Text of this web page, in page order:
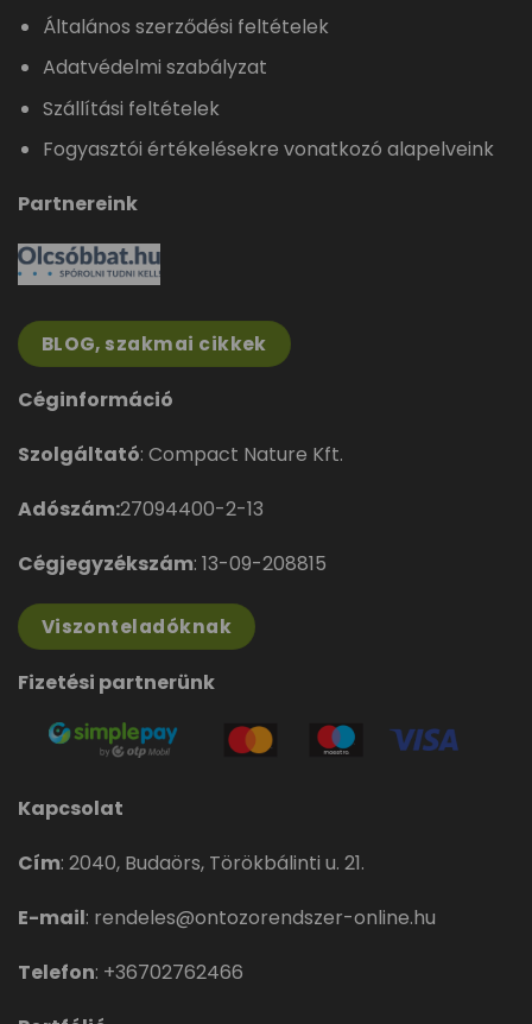
Általános szerződési feltételek
Adatvédelmi szabályzat
Szállítási feltételek
Fogyasztói értékelésekre vonatkozó alapelveink
Partnereink
BLOG, szakmai cikkek
Céginformáció
Szolgáltató: Compact Nature Kft.
Adószám:27094400-2-13
Cégjegyzékszám: 13-09-208815
Viszonteladóknak
Fizetési partnerünk
Kapcsolat
Cím: 2040, Budaörs, Törökbálinti u. 21.
E-mail: rendeles@ontozorendszer-online.hu
Telefon: +36702762466